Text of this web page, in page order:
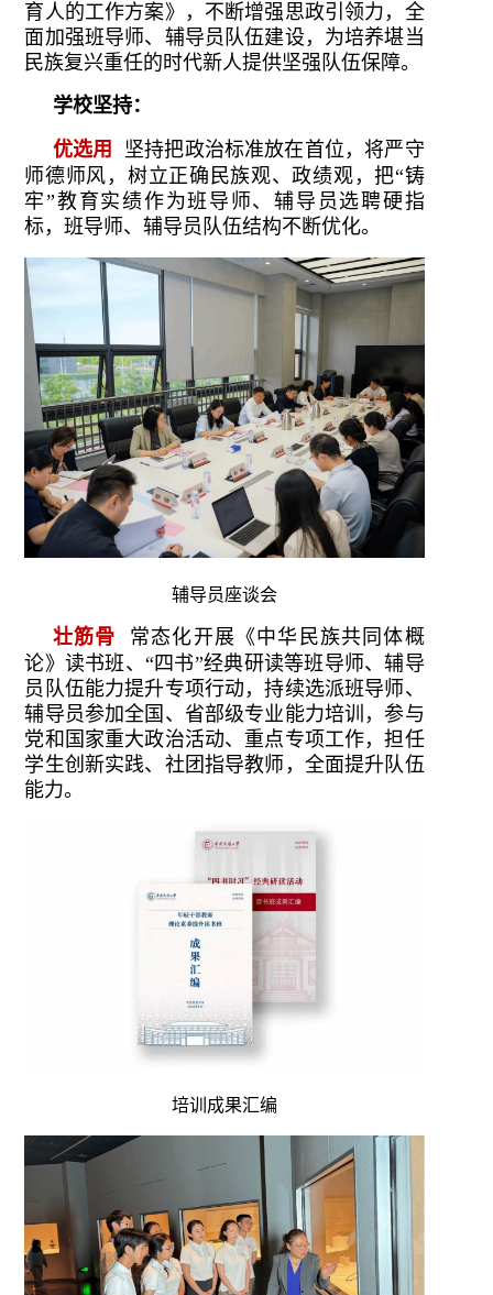
育人的工作方案》，不断增强思政引领力，全
面加强班导师、辅导员队伍建设，为培养堪当
民族复兴重任的时代新人提供坚强队伍保障。
学校坚持：
优选用
坚持把政治标准放在首位，将严守
师德师风，树立正确民族观、政绩观，把“铸
牢”教育实绩作为班导师、辅导员选聘硬指
标，班导师、辅导员队伍结构不断优化。
辅导员座谈会
壮筋骨 常态化开展《中华民族共同体概
论》读书班、“四书”经典研读等班导师、辅导
员队伍能力提升专项行动，持续选派班导师、
辅导员参加全国、省部级专业能力培训，参与
党和国家重大政治活动、重点专项工作，担任
学生创新实践、社团指导教师，全面提升队伍
能力。
培训成果汇编